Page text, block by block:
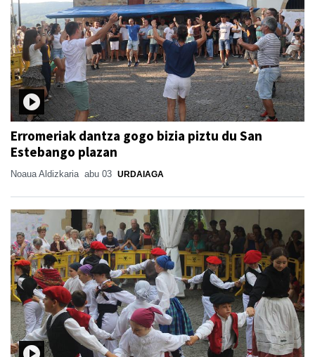
Erromeriak dantza gogo bizia piztu du San
Estebango plazan
Noaua Aldizkaria abu 03 URDAIAGA